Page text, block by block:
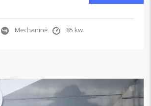
Mechaninė 85 kw